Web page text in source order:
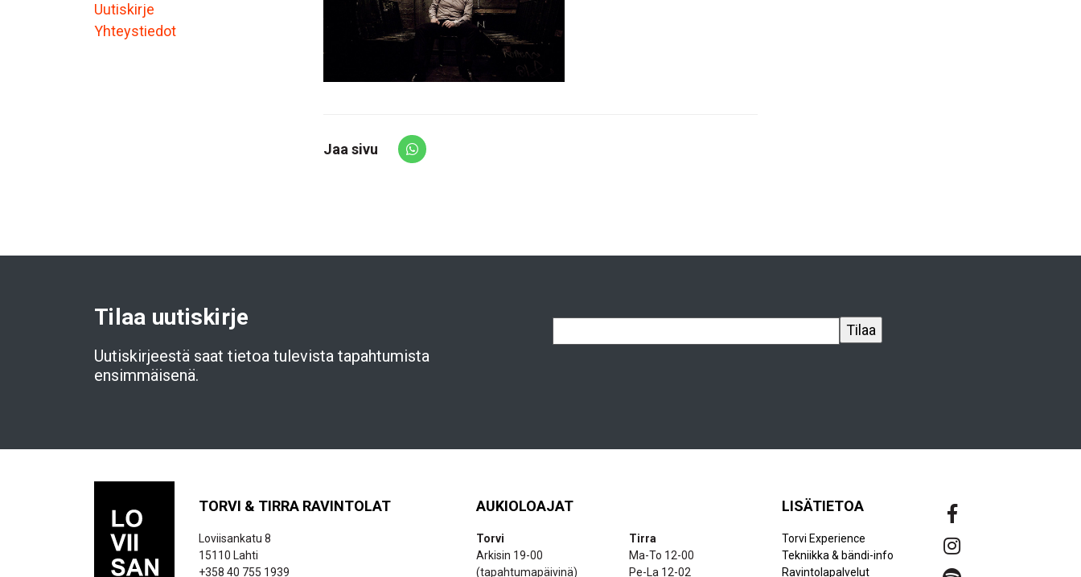
Uutiskirje
Yhteystiedot
Jaa sivu
Share via Whatsapp
Tilaa uutiskirje
Uutiskirjeestä saat tietoa tulevista tapahtumista
ensimmäisenä.
TORVI & TIRRA RAVINTOLAT
Loviisankatu 8
15110 Lahti
+358 40 755 1939
AUKIOLOAJAT
Torvi
Arkisin 19-00
(tapahtumapäivinä)
Tirra
Ma-To 12-00
Pe-La 12-02
LISÄTIETOA
Torvi Experience
Tekniikka & bändi-info
Ravintolapalvelut